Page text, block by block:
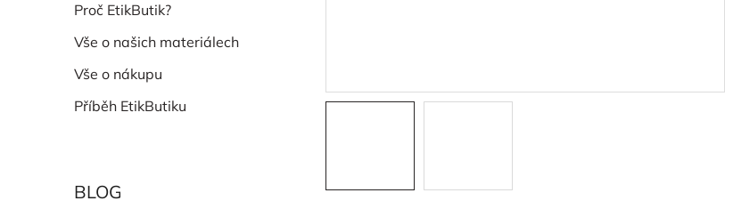
Proč EtikButik?
Vše o našich materiálech
Vše o nákupu
Příběh EtikButiku
BLOG